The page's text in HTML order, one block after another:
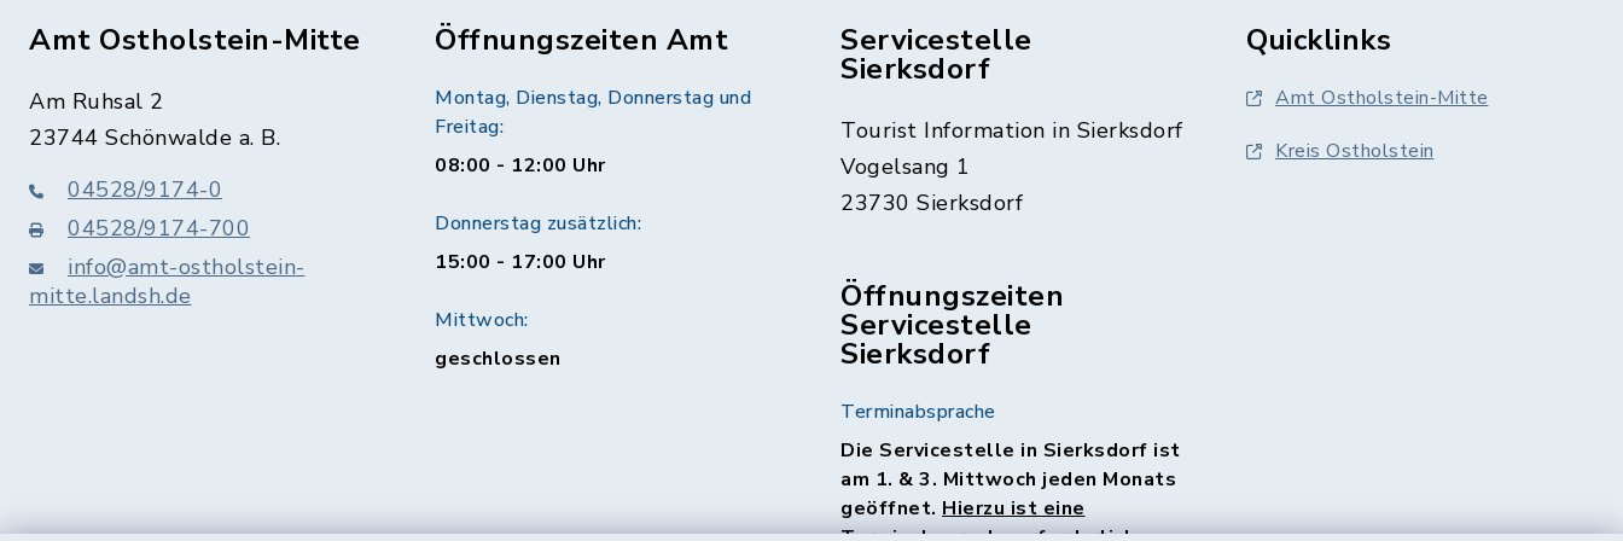
Amt Ostholstein-Mitte
Am Ruhsal 2
23744 Schönwalde a. B.
04528/9174-0
04528/9174-700
info@amt-ostholstein-
mitte.landsh.de
Öffnungszeiten Amt
Montag, Dienstag, Donnerstag und
Freitag:
08:00 - 12:00 Uhr
Donnerstag zusätzlich:
15:00 - 17:00 Uhr
Mittwoch:
geschlossen
Servicestelle
Sierksdorf
Tourist Information in Sierksdorf
Vogelsang 1
23730 Sierksdorf
Öffnungszeiten
Servicestelle
Sierksdorf
Terminabsprache
Die Servicestelle in Sierksdorf ist
am 1. & 3. Mittwoch jeden Monats
geöffnet. Hierzu ist eine
Quicklinks
Amt Ostholstein-Mitte
Kreis Ostholstein